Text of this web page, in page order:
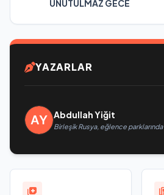
UNUTULMAZ GECE
YAZARLAR
Abdullah Yiğit
Birleşik Rusya, eğlence